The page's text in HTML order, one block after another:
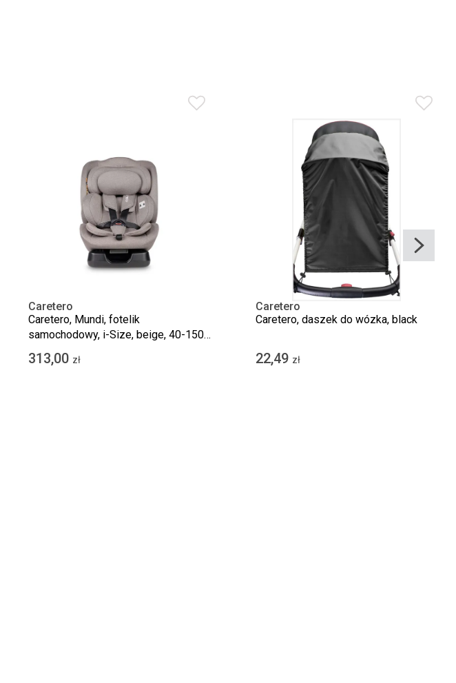
Caretero
Caretero, Mundi, fotelik
samochodowy, i-Size, beige, 40-150
cm
313,00 zł
Caretero
Caretero, daszek do wózka, black
22,49 zł